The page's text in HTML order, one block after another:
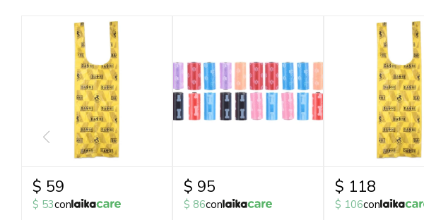
$ 59
$ 53con
$ 95
$ 86con
$ 118
$ 106con